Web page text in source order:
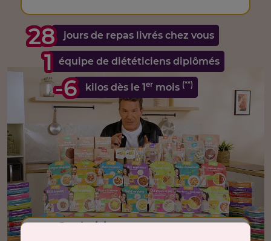
28 jours de repas livrés chez vous
1 équipe de diététiciens diplômés
-6 kilos dès le 1ermois (**)
Je choisis mon programme